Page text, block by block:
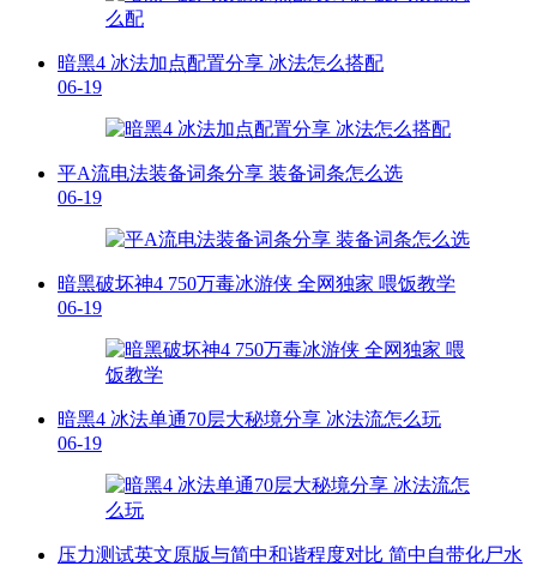
暗黑4 冰法加点配置分享 冰法怎么搭配
06-19
平A流电法装备词条分享 装备词条怎么选
06-19
暗黑破坏神4 750万毒冰游侠 全网独家 喂饭教学
06-19
暗黑4 冰法单通70层大秘境分享 冰法流怎么玩
06-19
压力测试英文原版与简中和谐程度对比 简中自带化尸水